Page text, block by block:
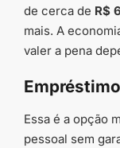
de cerca de R$
mais. A
valer a pena
Essa é a opção
pessoal sem